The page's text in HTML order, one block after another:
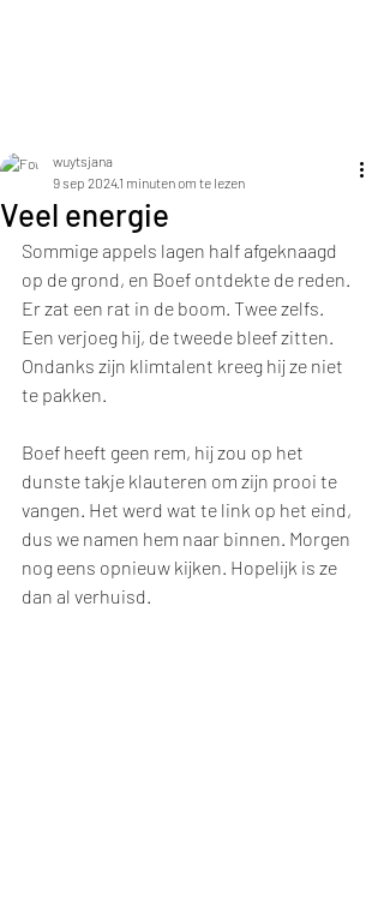
Veel energie
wuytsjana
9 sep 20241 minuten om te lezen
Sommige appels lagen half afgeknaagd
op de grond, en Boef ontdekte de reden.
Er zat een rat in de boom. Twee zelfs.
Een verjoeg hij, de tweede bleef zitten.
Ondanks zijn klimtalent kreeg hij ze niet
te pakken.
Boef heeft geen rem, hij zou op het
dunste takje klauteren om zijn prooi te
vangen. Het werd wat te link op het eind,
dus we namen hem naar binnen. Morgen
nog eens opnieuw kijken. Hopelijk is ze
dan al verhuisd.